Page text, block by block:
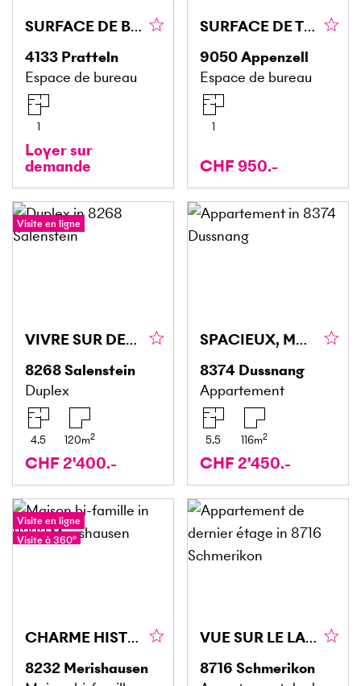
SURFACE DE BUREAU LUMINEUSE ET BIEN DESSERVIE
4133 Pratteln
Espace de bureau
1
Loyer sur
demande
SURFACE DE TRAVAIL EN EMPLACEMENT CENTRAL
9050Appenzell
Espace de bureau
1
CHF 950.-
Visite en ligne
VIVRE SUR DEUX NIVEAUX AVEC VUE DÉGAGÉE
8268Salenstein
Duplex
4.5 120m2
CHF 2'400.-
SPACIEUX, MODERNE ET ADAPTÉ AUX FAMILLES
8374 Dussnang
Appartement
5.5 116m2
CHF 2'450.-
Visite en ligne
Visite à 360°
CHARME HISTORIQUE ET CONFORT MODERNE
8232 Merishausen
VUE SUR LE LAC AVEC CHARME
8716 Schmerikon